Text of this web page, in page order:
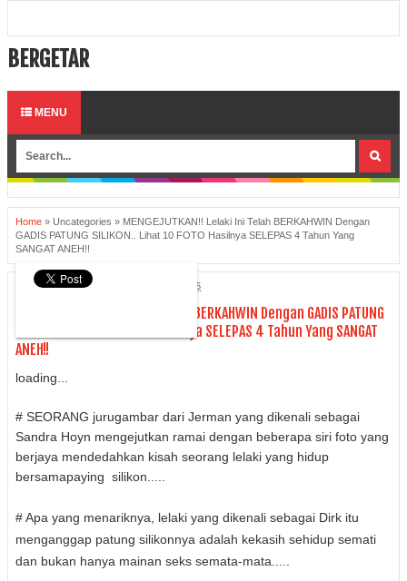
BERGETAR
MENU
KLIK [X] 2 KALI UNTUK TUTUP
Home » Uncategories » MENGEJUTKAN!! Lelaki Ini Telah BERKAHWIN Dengan
GADIS PATUNG SILIKON.. Lihat 10 FOTO Hasilnya SELEPAS 4 Tahun Yang
SANGAT ANEH!!
Unknown Friday, 15 January 2016
MENGEJUTKAN!! Lelaki Ini Telah BERKAHWIN Dengan GADIS PATUNG
SILIKON.. Lihat 10 FOTO Hasilnya SELEPAS 4 Tahun Yang SANGAT
ANEH!!
loading...
# SEORANG jurugambar dari Jerman yang dikenali sebagai
Sandra Hoyn mengejutkan ramai dengan beberapa siri foto yang
berjaya mendedahkan kisah seorang lelaki yang hidup
bersamapaying silikon.....
# Apa yang menariknya, lelaki yang dikenali sebagai Dirk itu
menganggap patung silikonnya adalah kekasih sehidup semati
dan bukan hanya mainan seks semata-mata.....